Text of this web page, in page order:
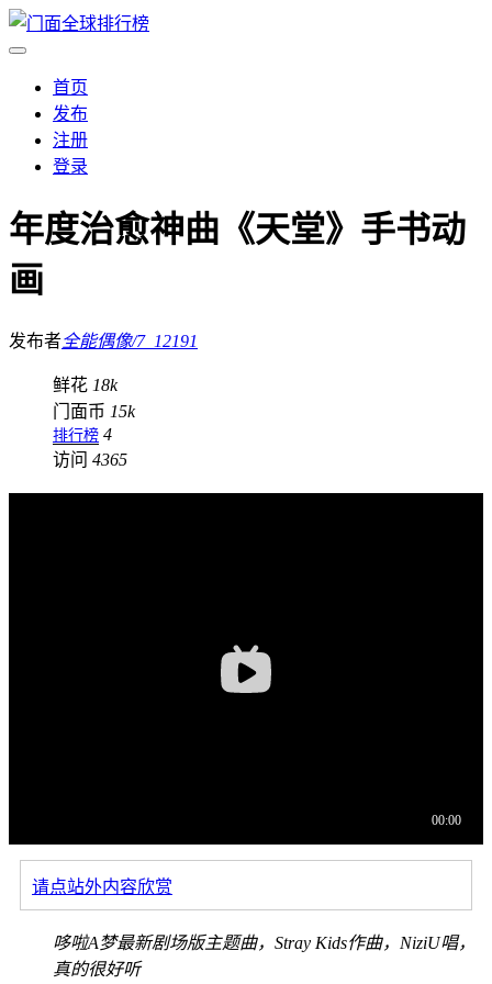
首页
发布
注册
登录
年度治愈神曲《天堂》手书动
画
发布者全能偶像/7_12191
鲜花 18k
门面币 15k
排行榜 4
访问 4365
请点站外内容欣赏
哆啦A梦最新剧场版主题曲，Stray Kids作曲，NiziU唱，
真的很好听